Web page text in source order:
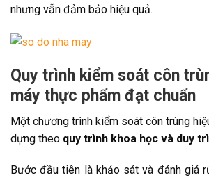
nhưng vẫn đảm bảo hiệu quả.
Quy trình kiểm soát côn
máy thực phẩm đạt chuẩn
Một chương trình kiểm soát côn trùng
dựng theo quy trình khoa học và duy
Bước đầu tiên là khảo sát và đánh giá